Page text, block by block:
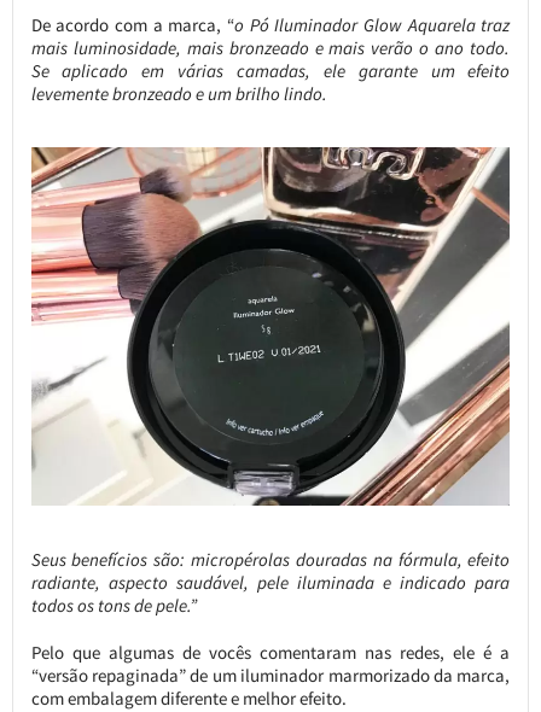
De acordo com a marca, “o Pó Iluminador Glow Aquarela traz
mais luminosidade, mais bronzeado e mais verão o ano todo.
Se aplicado em várias camadas, ele garante um efeito
levemente bronzeado e um brilho lindo.
Seus benefícios são: micropérolas douradas na fórmula, efeito
radiante, aspecto saudável, pele iluminada e indicado para
todos os tons de pele.”
Pelo que algumas de vocês comentaram nas redes, ele é a
“versão repaginada” de um iluminador marmorizado da marca,
com embalagem diferente e melhor efeito.